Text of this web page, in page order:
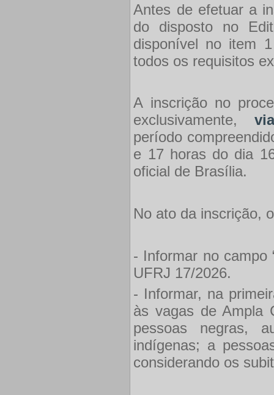
Antes de efetuar a
do disposto no
disponível no item
todos os requisitos
A inscrição no
exclusivamente,
período
e 17 horas do dia
oficial de Brasília.
No ato da inscrição,
- Informar no campo
UFRJ 17/2026.
- Informar, na
às vagas de Ampla
pessoas negras,
indígenas; a
considerando os